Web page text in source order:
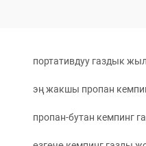
портативдуу газдык
эң жакшы пропан
пропан-бутан кемпинг